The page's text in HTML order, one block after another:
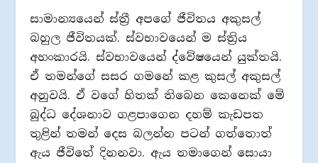
සාමාන්‍යයෙන් ස්ත්‍රී අපගේ ජීවිතය අකුසල්
බහුල ජීවිතයක්. ස්වභාවයෙන් ම ස්ත්‍රිය
අහංකාරයි. ස්වභාවයෙන් ද්වේෂයෙන් යුක්තයි.
ඒ තමන්ගේ සසර ගමනේ කළ කුසල් අකුසල්
අනුවයි. ඒ වගේ හිතක් තිබෙන කෙනෙක් මේ
බුද්ධ දේශනාව ගළපාගෙන දහම් කැඩපත
තුළින් තමන් දෙස බලන්න පටන් ගත්තොත්
ඇය ජීවිතේ දිනනවා. ඇය තමාගෙන් සොයා